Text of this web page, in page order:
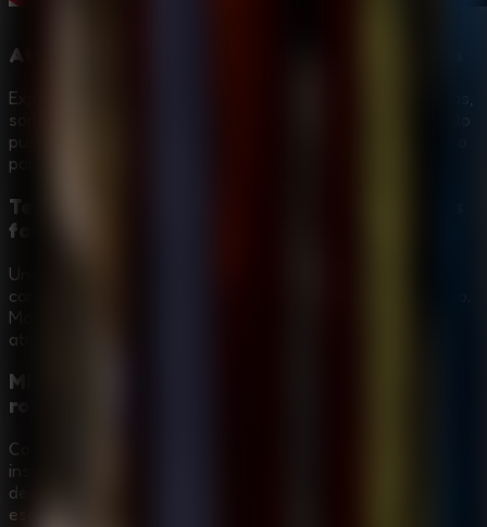
Atmósfera de terror en un hospital embrujado
Explora un hospital aterrador lleno de habitaciones oscuras,
sonidos inquietantes y amenazas inesperadas. Cada pasillo
puede ocultar un peligro, así que cada paso se siente como
parte de un desafío de
Tensión con la abuela monja, el carnicero y los
fantasmas
Una abuela monja acecha por el hospital, mientras un
carnicero amarillo del vecindario añade otra capa de miedo.
Mantente alerta, muévete con cuidado y evita quedar
atrapado por los enemigos que te persiguen.
Misiones por niveles y progreso con
rompecabezas
Completa la misión de cada nivel siguiendo las
instrucciones, encontrando pistas y tomando buenas
decisiones. Cuanto más explores, más cerca estarás de
escapar del hospital embrujado.